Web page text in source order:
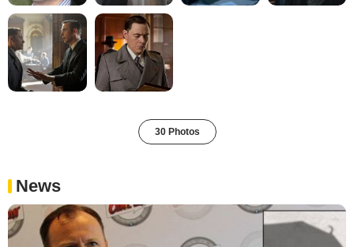
30 Photos
News